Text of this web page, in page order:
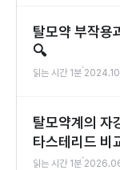
탈모약 부작용
🔍
읽는 시간 1분
탈모약계의 자
타스테리드 비
읽는 시간 1분